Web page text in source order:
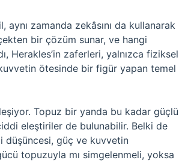
zamanda zekâsını da kullanarak
bir çözüm sunar, ve hangi
Herakles’in zaferleri, yalnızca fiziksel
ötesinde bir figür yapan temel
Topuz bir yanda bu kadar güçlü
eleştiriler de bulunabilir. Belki de
düşüncesi, güç ve kuvvetin
topuzuyla mı simgelenmeli, yoksa